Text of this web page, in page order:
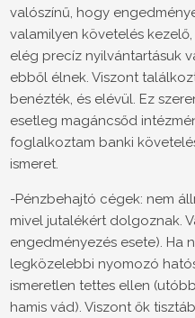
valószínű, hogy
valamilyen követelés
elég precíz nyilvántartásuk
ebből élnek. Viszont
benézték, és elévül. Ez
esetleg magáncsőd
foglalkoztam banki
ismeret.
-Pénzbehajtó cégek: nem
mivel jutalékért dolgoznak.
engedményezés esete). Ha
legközelebbi nyomozó
ismeretlen tettes ellen
hamis vád). Viszont ők